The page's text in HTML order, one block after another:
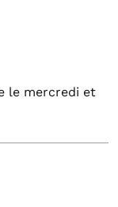
le mercredi et